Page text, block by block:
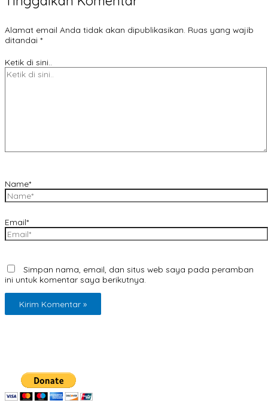
Alamat email Anda tidak akan dipublikasikan. Ruas yang wajib
ditandai *
Ketik di sini..
Name*
Email*
Simpan nama, email, dan situs web saya pada peramban
ini untuk komentar saya berikutnya.